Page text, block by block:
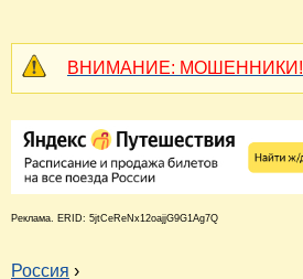
ВНИМАНИЕ: МОШЕННИКИ!
Реклама. ERID: 5jtCeReNx12oajjG9G1Ag7Q
Россия ›